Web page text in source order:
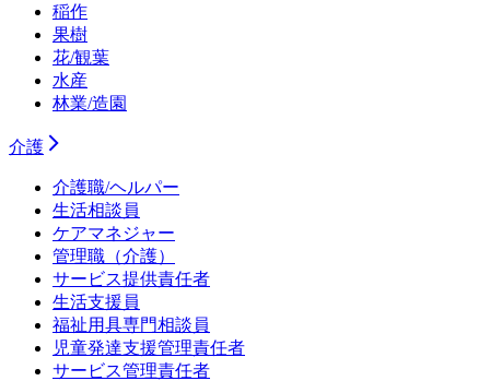
稲作
果樹
花/観葉
水産
林業/造園
介護
介護職/ヘルパー
生活相談員
ケアマネジャー
管理職（介護）
サービス提供責任者
生活支援員
福祉用具専門相談員
児童発達支援管理責任者
サービス管理責任者